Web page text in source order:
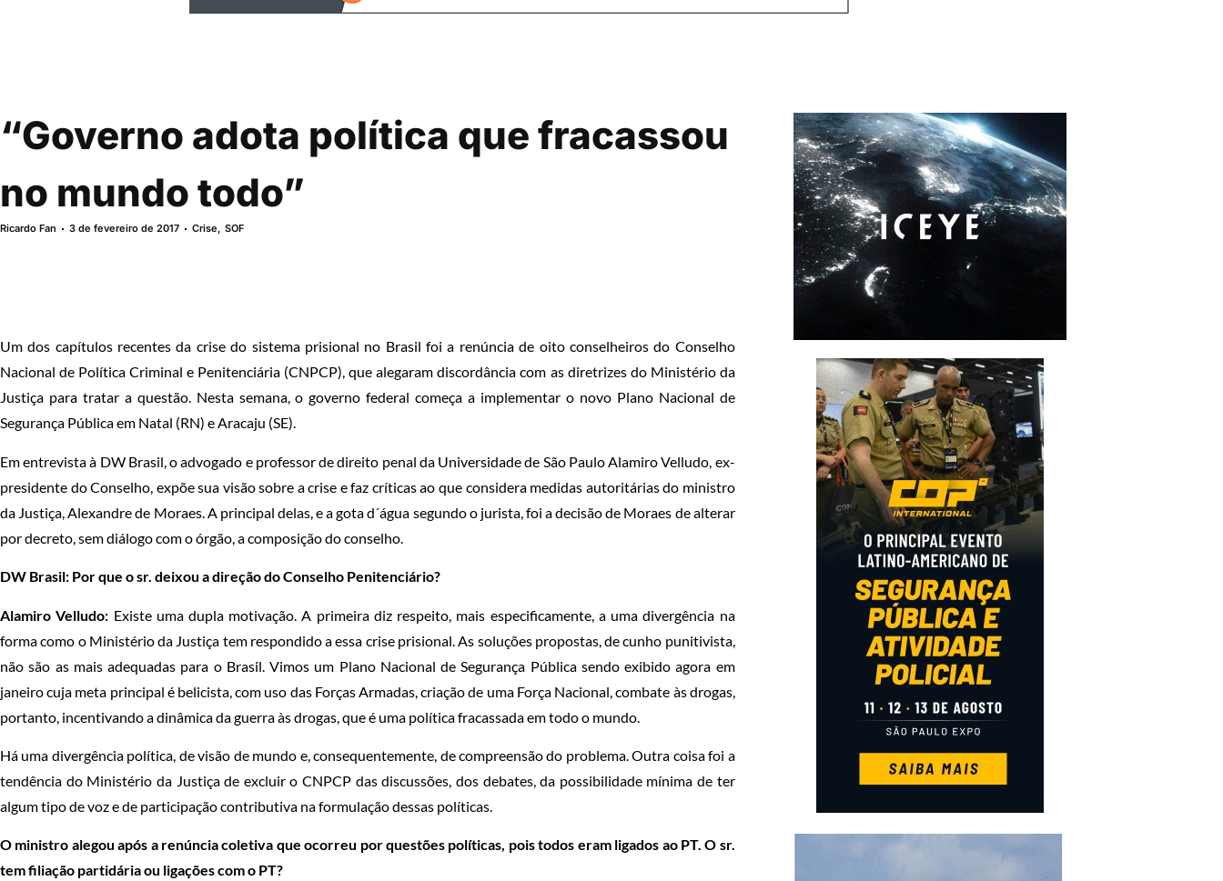
“Governo adota política que fracassou
no mundo todo”
Ricardo Fan 3 de fevereiro de 2017 Crise,SOF
Um dos capítulos recentes da crise do sistema prisional no Brasil foi a renúncia de oito conselheiros do Conselho
Nacional de Política Criminal e Penitenciária (CNPCP), que alegaram discordância com as diretrizes do Ministério da
Justiça para tratar a questão. Nesta semana, o governo federal começa a implementar o novo Plano Nacional de
Segurança Pública em Natal (RN) e Aracaju (SE).
Em entrevista à DW Brasil, o advogado e professor de direito penal da Universidade de São Paulo Alamiro Velludo, ex-
presidente do Conselho, expõe sua visão sobre a crise e faz críticas ao que considera medidas autoritárias do ministro
da Justiça, Alexandre de Moraes. A principal delas, e a gota d´água segundo o jurista, foi a decisão de Moraes de alterar
por decreto, sem diálogo com o órgão, a composição do conselho.
DW Brasil: Por que o sr. deixou a direção do Conselho Penitenciário?
Alamiro Velludo: Existe uma dupla motivação. A primeira diz respeito, mais especificamente, a uma divergência na
forma como o Ministério da Justiça tem respondido a essa crise prisional. As soluções propostas, de cunho punitivista,
não são as mais adequadas para o Brasil. Vimos um Plano Nacional de Segurança Pública sendo exibido agora em
janeiro cuja meta principal é belicista, com uso das Forças Armadas, criação de uma Força Nacional, combate às drogas,
portanto, incentivando a dinâmica da guerra às drogas, que é uma política fracassada em todo o mundo.
Há uma divergência política, de visão de mundo e, consequentemente, de compreensão do problema. Outra coisa foi a
tendência do Ministério da Justiça de excluir o CNPCP das discussões, dos debates, da possibilidade mínima de ter
algum tipo de voz e de participação contributiva na formulação dessas políticas.
O ministro alegou após a renúncia coletiva que ocorreu por questões políticas, pois todos eram ligados ao PT. O sr.
tem filiação partidária ou ligações com o PT?